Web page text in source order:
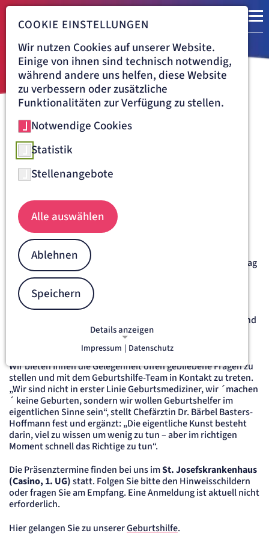
Navigationspfad
ST. JOSEFSKRANKENHAUS FREIBURG
VERANSTALTUNGEN
Informationsabend für
werdende Eltern
Dienstag, 03.11.2026, 17:30 Uhr
Unsere Klinik für Geburtshilfe und Perinatologie ist
persönlich für Sie da!
Die Klinik für Geburtshilfe und Perinatologie am St.
Josefskrankenhaus Freiburg führt immer am ersten Dienstag
im Monat um 17:30 Uhr den Informationsabend durch. Alle
zwei Monate findet zusätzlich am dritten Dienstag des
Monats ein digitaler Informationsabend statt. Das offene
Format bietet werdenden Eltern die Möglichkeit, sich aus
erster Hand über Schwangerschaft, Geburt, Wochenbett und
Vorsorgeuntersuchungen beim Neugeborenen zu
Wir bieten Ihnen die Gelegenheit offen gebliebene Fragen zu
stellen und mit dem Geburtshilfe-Team in Kontakt zu treten.
„Wir sind nicht in erster Linie Geburtsmediziner, wir ´machen
´ keine Geburten, sondern wir wollen Geburtshelfer im
eigentlichen Sinne sein“, stellt Chefärztin Dr. Bärbel Basters-
Hoffmann fest und ergänzt: „Die eigentliche Kunst besteht
darin, viel zu wissen um wenig zu tun – aber im richtigen
Moment schnell das Richtige zu tun“.
Die Präsenztermine finden bei uns imSt. Josefskrankenhaus
(Casino, 1. UG)statt. Folgen Sie bitte den Hinweisschildern
oder fragen Sie am Empfang. Eine Anmeldung ist aktuell nicht
erforderlich.
Hier gelangen Sie zu unsererGeburtshilfe.
COOKIE EINSTELLUNGEN
Wir nutzen Cookies auf unserer Website.
Einige von ihnen sind technisch notwendig,
während andere uns helfen, diese Website
zu verbessern oder zusätzliche
Funktionalitäten zur Verfügung zu stellen.
Notwendige Cookies
Statistik
Stellenangebote
Alle auswählen
Ablehnen
Speichern
Details anzeigen
NOTWENDIGE COOKIES
Notwendige Cookies ermöglichen
grundlegende Funktionen und sind für
die einwandfreie Funktion der Website
erforderlich.
etracker Sitzungs-Cookie
et_oi_v2
Anbieter:
etracker GmbH
Zweck:
verwendet.
Impressum | Datenschutz